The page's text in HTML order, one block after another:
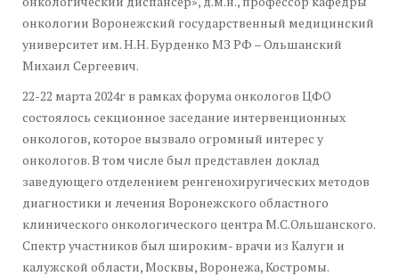
онкологии Воронежский государственный медицинский
университет им. Н.Н. Бурденко МЗ РФ – Ольшанский
Михаил Сергеевич.
22-22 марта 2024г в рамках форума онкологов ЦФО
состоялось секционное заседание интервенционных
онкологов, которое вызвало огромный интерес у
онкологов. В том числе был представлен доклад
заведующего отделением ренгенохиругических методов
диагностики и лечения Воронежского областного
клинического онкологического центра М.С.Ольшанского.
Спектр участников был широким- врачи из Калуги и
калужской области, Москвы, Воронежа, Костромы.